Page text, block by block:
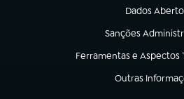
Dados
(abre em nova
Sanções
(abre em nova
Ferramentas e Aspectos
(abre em nova aba)
Outras
(abre em nova